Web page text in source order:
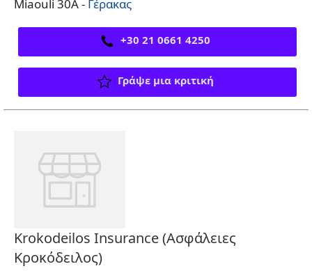
Miaouli 30Α - Γέρακας
+30 21 0661 4250
Γράψε μια κριτική
Krokodeilos Insurance (Ασφάλειες
Κροκόδειλος)